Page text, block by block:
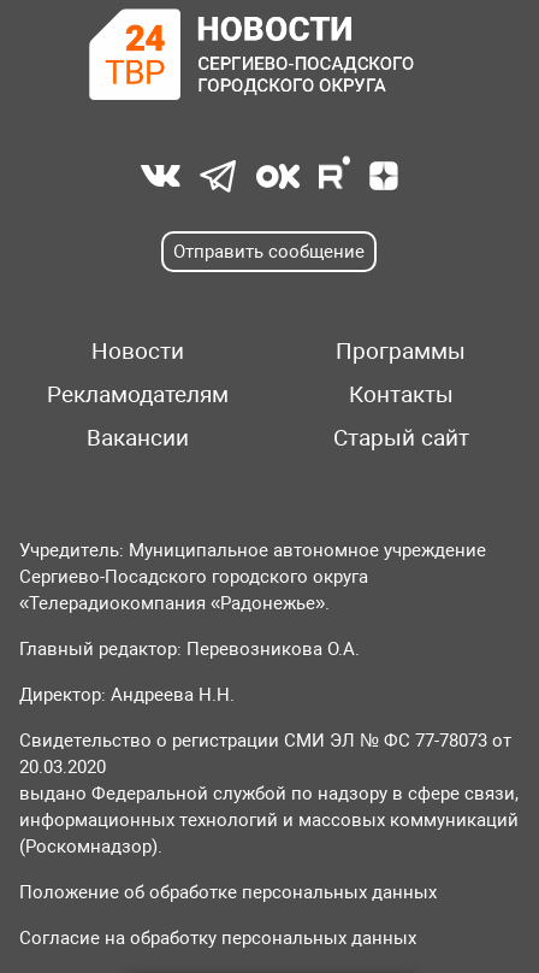
Отправить сообщение
Новости
Программы
Рекламодателям
Контакты
Вакансии
Старый сайт
Учредитель: Муниципальное автономное учреждение
Сергиево-Посадского городского округа
«Телерадиокомпания «Радонежье».
Главный редактор: Перевозникова О.А.
Директор: Андреева Н.Н.
Свидетельство о регистрации СМИ ЭЛ № ФС 77-78073 от
20.03.2020
выдано Федеральной службой по надзору в сфере связи,
информационных технологий и массовых коммуникаций
(Роскомнадзор).
Положение об обработке персональных данных
Согласие на обработку персональных данных